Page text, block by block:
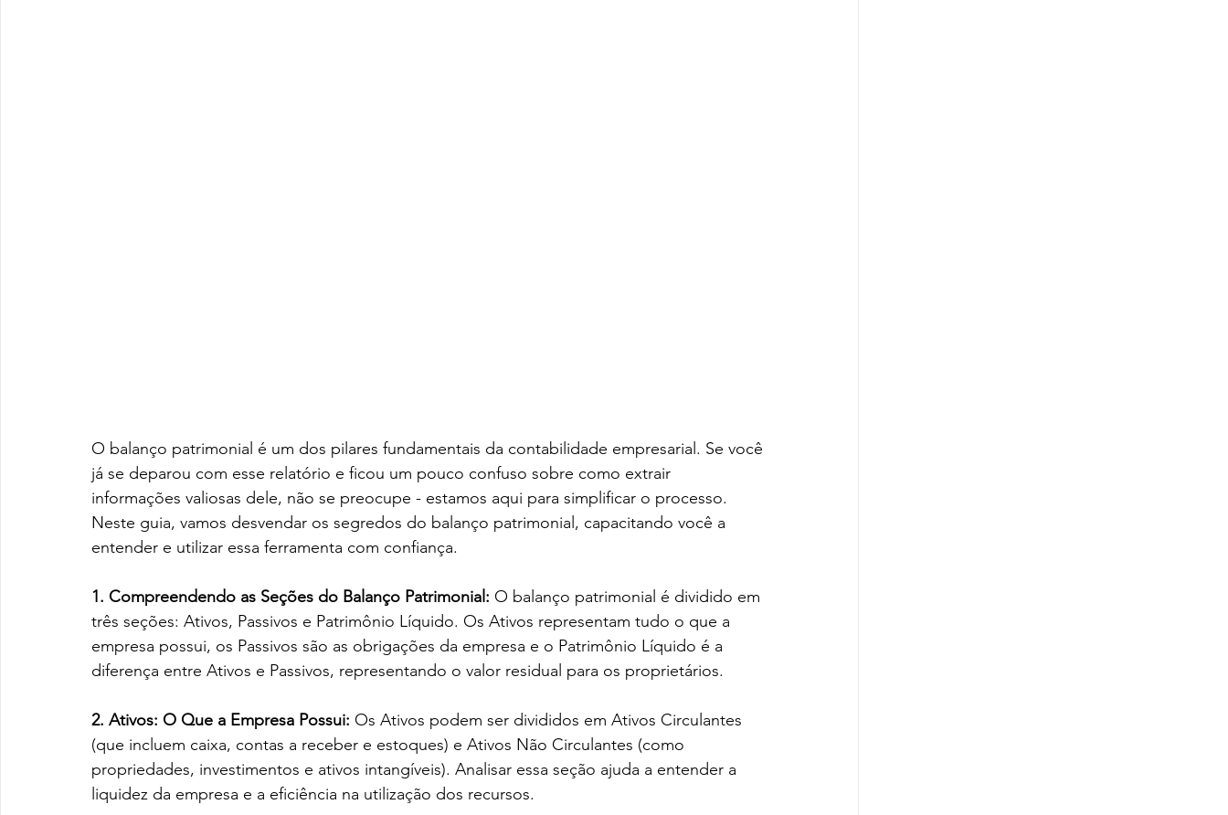
O balanço patrimonial é um dos pilares fundamentais da contabilidade empresarial. Se você
já se deparou com esse relatório e ficou um pouco confuso sobre como extrair
informações valiosas dele, não se preocupe - estamos aqui para simplificar o processo.
Neste guia, vamos desvendar os segredos do balanço patrimonial, capacitando você a
entender e utilizar essa ferramenta com confiança.
1. Compreendendo as Seções do Balanço Patrimonial: O balanço patrimonial é dividido em
três seções: Ativos, Passivos e Patrimônio Líquido. Os Ativos representam tudo o que a
empresa possui, os Passivos são as obrigações da empresa e o Patrimônio Líquido é a
diferença entre Ativos e Passivos, representando o valor residual para os proprietários.
2. Ativos: O Que a Empresa Possui: Os Ativos podem ser divididos em Ativos Circulantes
(que incluem caixa, contas a receber e estoques) e Ativos Não Circulantes (como
propriedades, investimentos e ativos intangíveis). Analisar essa seção ajuda a entender a
liquidez da empresa e a eficiência na utilização dos recursos.